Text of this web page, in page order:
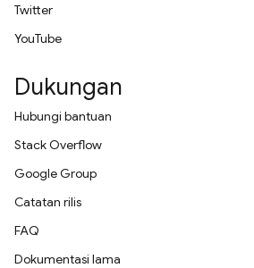
Twitter
YouTube
Dukungan
Hubungi bantuan
Stack Overflow
Google Group
Catatan rilis
FAQ
Dokumentasi lama